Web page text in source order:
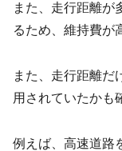
また、走行距離が
るため、維持費が
また、走行距離だ
用されていたかも
例えば、高速道路